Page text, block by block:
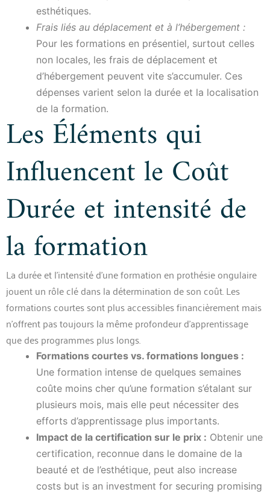
esthétiques.
Frais liés au déplacement et à l’hébergement :
Pour les formations en présentiel, surtout celles
non locales, les frais de déplacement et
d’hébergement peuvent vite s’accumuler. Ces
dépenses varient selon la durée et la localisation
de la formation.
Les Éléments qui
Influencent le Coût
Durée et intensité de
la formation
La durée et l’intensité d’une formation en prothésie ongulaire
jouent un rôle clé dans la détermination de son coût. Les
formations courtes sont plus accessibles financièrement mais
n’offrent pas toujours la même profondeur d’apprentissage
que des programmes plus longs.
Formations courtes vs. formations longues :
Une formation intense de quelques semaines
coûte moins cher qu’une formation s’étalant sur
plusieurs mois, mais elle peut nécessiter des
efforts d’apprentissage plus importants.
Impact de la certification sur le prix : Obtenir une
certification, reconnue dans le domaine de la
beauté et de l’esthétique, peut also increase
costs but is an investment for securing promising